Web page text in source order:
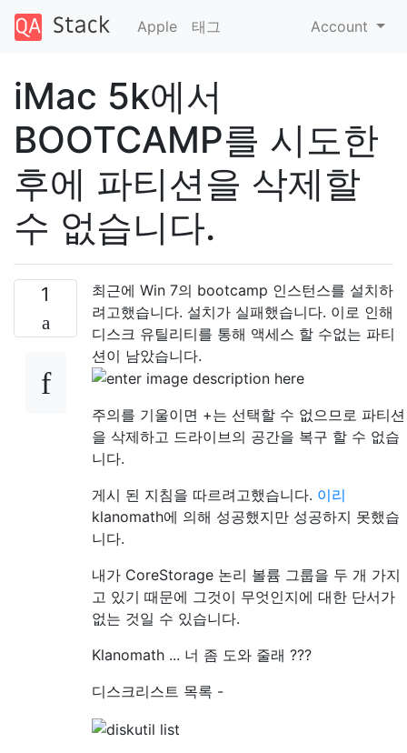
Apple 태그 Account
iMac 5k에서
BOOTCAMP를 시도한
후에 파티션을 삭제할
수 없습니다.
1
최근에 Win 7의 bootcamp 인스턴스를 설치하
려고했습니다. 설치가 실패했습니다. 이로 인해
디스크 유틸리티를 통해 액세스 할 수없는 파티
션이 남았습니다.
주의를 기울이면 +는 선택할 수 없으므로 파티션
을 삭제하고 드라이브의 공간을 복구 할 수 없습
니다.
게시 된 지침을 따르려고했습니다. 이리
klanomath에 의해 성공했지만 성공하지 못했습
니다.
내가 CoreStorage 논리 볼륨 그룹을 두 개 가지
고 있기 때문에 그것이 무엇인지에 대한 단서가
없는 것일 수 있습니다.
Klanomath ... 너 좀 도와 줄래 ???
디스크리스트 목록 -